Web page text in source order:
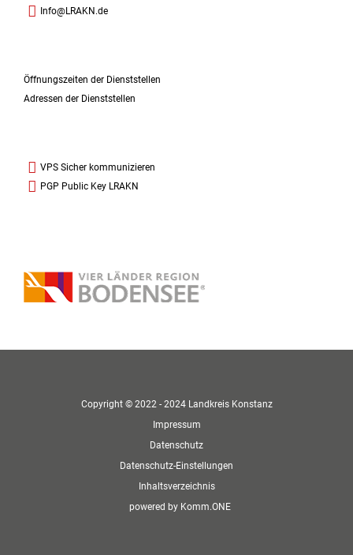
Info@LRAKN.de
Öffnungszeiten der Dienststellen
Adressen der Dienststellen
VPS Sicher kommunizieren
PGP Public Key LRAKN
Copyright © 2022 - 2024 Landkreis Konstanz
Impressum
Datenschutz
Datenschutz-Einstellungen
Inhaltsverzeichnis
powered by Komm.ONE